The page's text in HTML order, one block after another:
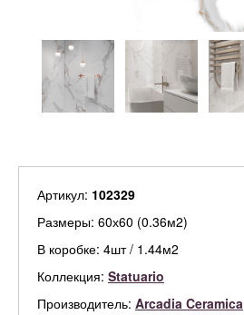
Артикул: 102329
Размеры: 60х60 (0.36м2)
В коробке: 4шт / 1.44м2
Коллекция: Statuario
Производитель: Arcadia Ceramica